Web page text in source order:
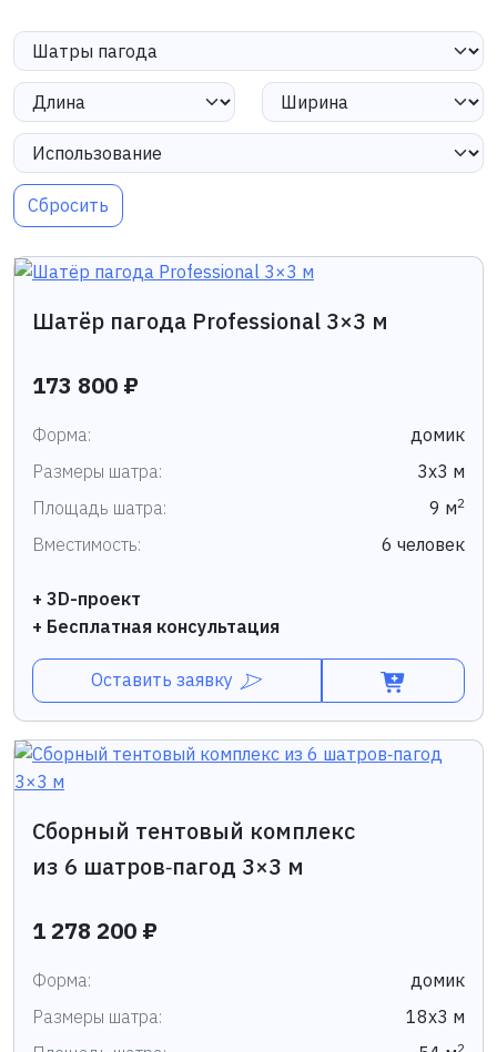
Сбросить
Шатёр пагода Professional 3×3 м
173 800 ₽
Форма:
домик
Размеры шатра:
3х3 м
Площадь шатра:
9 м2
Вместимость: 6 человек
+ 3D-проект
+ Бесплатная консультация
Оставить заявку
Сборный тентовый комплекс
из 6 шатров‑пагод 3×3 м
1 278 200 ₽
Форма:
домик
Размеры шатра:
18х3 м
2